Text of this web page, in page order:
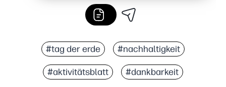
#tag der erde #nachhaltigkeit
#aktivitätsblatt #dankbarkeit